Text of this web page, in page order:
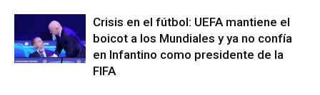
Crisis en el fútbol: UEFA mantiene el
boicot a los Mundiales y ya no confía
en Infantino como presidente de la
FIFA